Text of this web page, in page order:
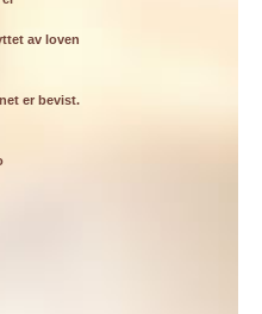
av loven
er bevist.